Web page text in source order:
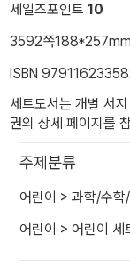
세일즈포인트 10
3592쪽
ISBN
세트도서는 개별 서
권의 상세 페이지를
주제분류
어린이 > 과학/수학
어린이 > 어린이 세